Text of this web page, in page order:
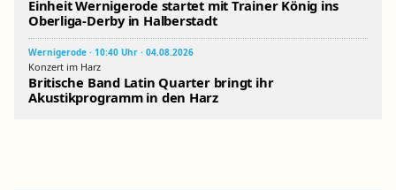
Einheit Wernigerode startet mit Trainer König ins
Oberliga-Derby in Halberstadt
Wernigerode · 10:40 Uhr · 04.08.2026
Konzert im Harz
Britische Band Latin Quarter bringt ihr
Akustikprogramm in den Harz